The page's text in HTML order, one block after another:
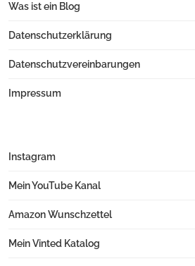
Was ist ein Blog
Datenschutzerklärung
Datenschutzvereinbarungen
Impressum
Instagram
Mein YouTube Kanal
Amazon Wunschzettel
Mein Vinted Katalog